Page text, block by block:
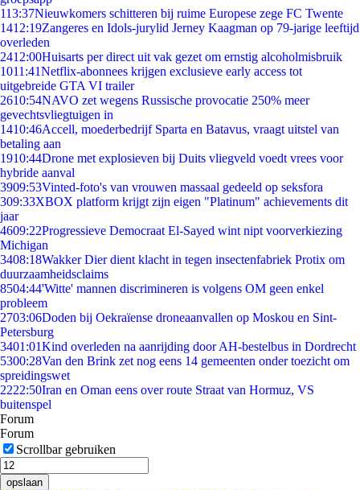
113:37Nieuwkomers schitteren bij ruime Europese zege FC Twente
1412:19Zangeres en Idols-jurylid Jerney Kaagman op 79-jarige leeftijd
overleden
2412:00Huisarts per direct uit vak gezet om ernstig alcoholmisbruik
1011:41Netflix-abonnees krijgen exclusieve early access tot
uitgebreide GTA VI trailer
2610:54NAVO zet wegens Russische provocatie 250% meer
gevechtsvliegtuigen in
1410:46Accell, moederbedrijf Sparta en Batavus, vraagt uitstel van
betaling aan
1910:44Drone met explosieven bij Duits vliegveld voedt vrees voor
hybride aanval
3909:53Vinted-foto's van vrouwen massaal gedeeld op seksfora
309:33XBOX platform krijgt zijn eigen "Platinum" achievements dit
jaar
4609:22Progressieve Democraat El-Sayed wint nipt voorverkiezing
Michigan
3408:18Wakker Dier dient klacht in tegen insectenfabriek Protix om
duurzaamheidsclaims
8504:44'Witte' mannen discrimineren is volgens OM geen enkel
probleem
2703:06Doden bij Oekraïense droneaanvallen op Moskou en Sint-
Petersburg
3401:01Kind overleden na aanrijding door AH-bestelbus in Dordrecht
5300:28Van den Brink zet nog eens 14 gemeenten onder toezicht om
spreidingswet
2222:50Iran en Oman eens over route Straat van Hormuz, VS
buitenspel
Forum
Forum
Scrollbar gebruiken
opslaan